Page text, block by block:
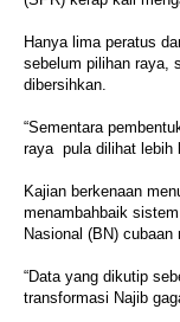
Hanya lima peratus
sebelum pilihan raya,
dibersihkan.
“Sementara
raya pula dilihat lebih
Kajian berkenaan
menambahbaik
Nasional (BN)
“Data yang dikutip
transformasi Najib